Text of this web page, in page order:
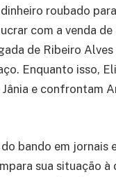
roubado
com a venda
de Ribeiro
Enquanto isso,
e confrontam
bando em
sua situação